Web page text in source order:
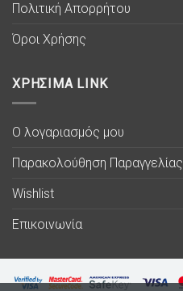
Πολιτική Απορρήτου
Όροι Χρήσης
ΧΡΗΣΙΜΑ LINK
Ο λογαριασμός μου
Παρακολούθηση Παραγγελίας
Wishlist
Επικοινωνία